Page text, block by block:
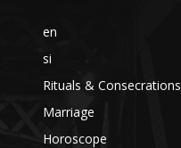
en
si
Rituals & Consecrations
Marriage
Horoscope